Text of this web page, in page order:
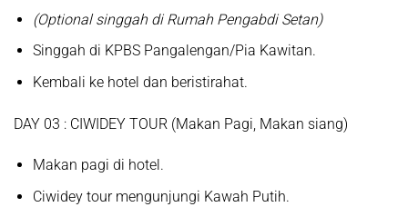
(Optional singgah di Rumah Pengabdi Setan)
Singgah di KPBS Pangalengan/Pia Kawitan.
Kembali ke hotel dan beristirahat.
DAY 03 : CIWIDEY TOUR (Makan Pagi, Makan siang)
Makan pagi di hotel.
Ciwidey tour mengunjungi Kawah Putih.